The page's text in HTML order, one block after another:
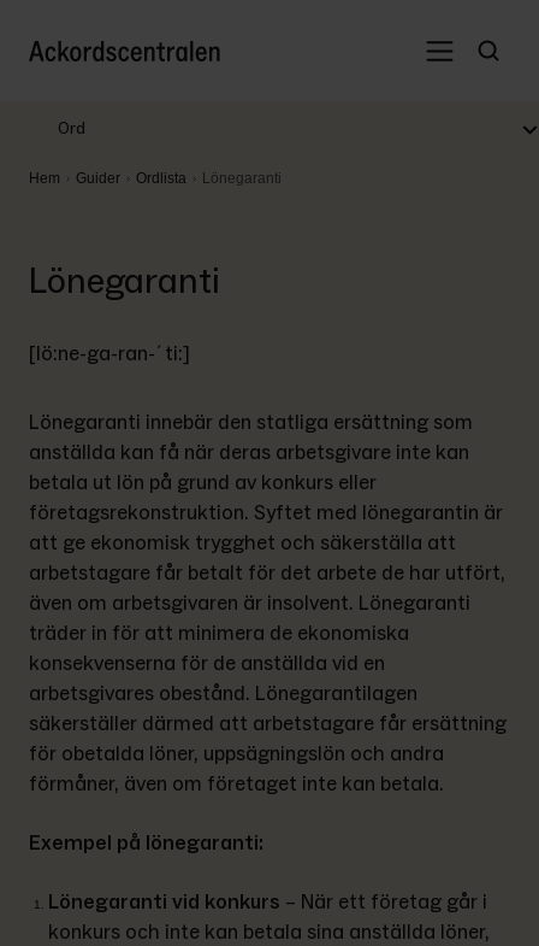
Hem Guider Ordlista Lönegaranti
Ord
Lönegaranti
[lö:ne-ga-ran-´ti:]
Lönegaranti innebär den statliga ersättning som
anställda kan få när deras arbetsgivare inte kan
betala ut lön på grund av konkurs eller
företagsrekonstruktion. Syftet med lönegarantin är
att ge ekonomisk trygghet och säkerställa att
arbetstagare får betalt för det arbete de har utfört,
även om arbetsgivaren är insolvent. Lönegaranti
träder in för att minimera de ekonomiska
konsekvenserna för de anställda vid en
arbetsgivares obestånd. Lönegarantilagen
säkerställer därmed att arbetstagare får ersättning
för obetalda löner, uppsägningslön och andra
förmåner, även om företaget inte kan betala.
Exempel på lönegaranti:
Lönegaranti vid konkurs – När ett företag går i
konkurs och inte kan betala sina anställda löner,